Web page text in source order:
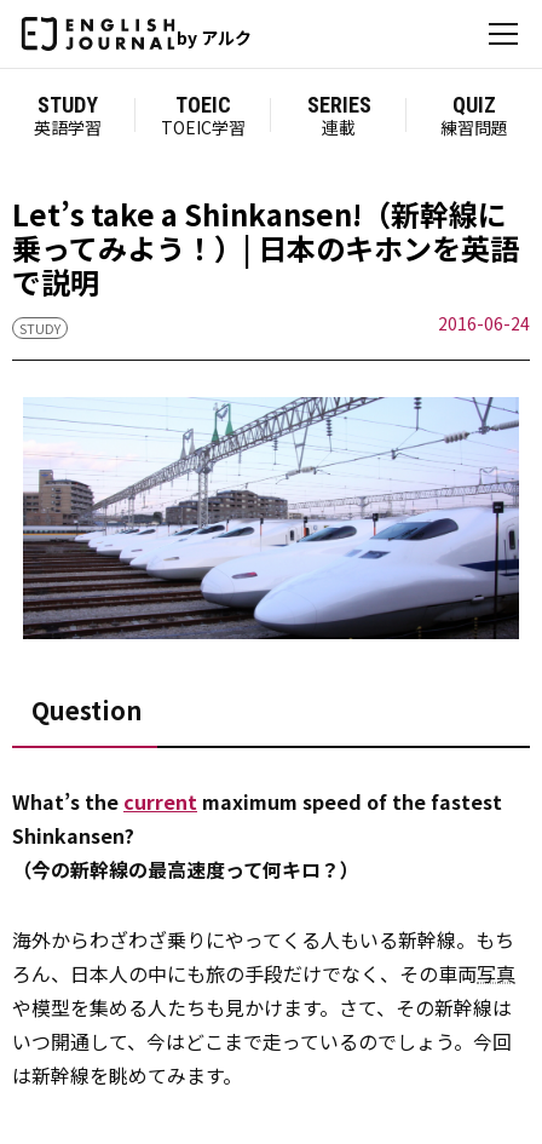
by アルク
STUDY
英語学習
TOEIC
TOEIC学習
SERIES
連載
QUIZ
練習問題
Let’s take a Shinkansen!（新幹線に
乗ってみよう！）| 日本のキホンを英語
で説明
STUDY 2016-06-24
Question
What’s the current maximum speed of the fastest
Shinkansen?
（今の新幹線の最高速度って何キロ？）
海外からわざわざ乗りにやってくる人もいる新幹線。もち
ろん、日本人の中にも旅の手段だけでなく、その車両写真
や模型を集める人たちも見かけます。さて、その新幹線は
いつ開通して、今はどこまで走っているのでしょう。今回
は新幹線を眺めてみます。